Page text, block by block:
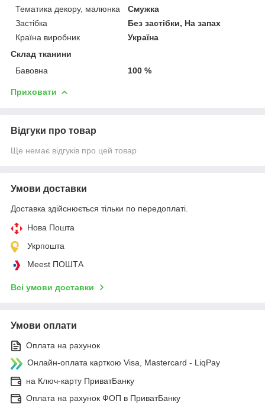
Тематика декору, малюнка
Смужка
Застібка
Без застібки, На запах
Країна виробник
Україна
Склад тканини
Бавовна
100 %
Приховати
Відгуки про товар
Ще немає відгуків про цей товар
Умови доставки
Доставка здійснюється тільки по передоплаті.
Нова Пошта
Укрпошта
Meest ПОШТА
Всі умови доставки
Умови оплати
Оплата на рахунок
Онлайн-оплата карткою Visa, Mastercard - LiqPay
на Ключ-карту ПриватБанку
Оплата на рахунок ФОП в ПриватБанку